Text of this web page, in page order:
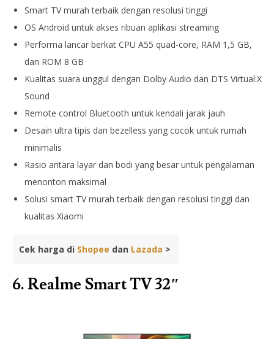
Smart TV murah terbaik dengan resolusi tinggi
OS Android untuk akses ribuan aplikasi streaming
Performa lancar berkat CPU A55 quad-core, RAM 1,5 GB,
dan ROM 8 GB
Kualitas suara unggul dengan Dolby Audio dan DTS Virtual:X
Sound
Remote control Bluetooth untuk kendali jarak jauh
Desain ultra tipis dan bezelless yang cocok untuk rumah
minimalis
Rasio antara layar dan bodi yang besar untuk pengalaman
menonton maksimal
Solusi smart TV murah terbaik dengan resolusi tinggi dan
kualitas Xiaomi
Cek harga di Shopee dan Lazada >
6. Realme Smart TV 32″